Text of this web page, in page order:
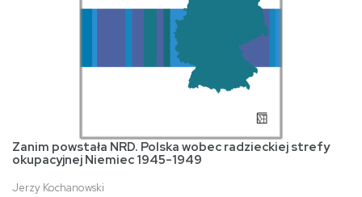
Zanim powstała NRD. Polska wobec radzieckiej strefy
okupacyjnej Niemiec 1945-1949
Jerzy Kochanowski